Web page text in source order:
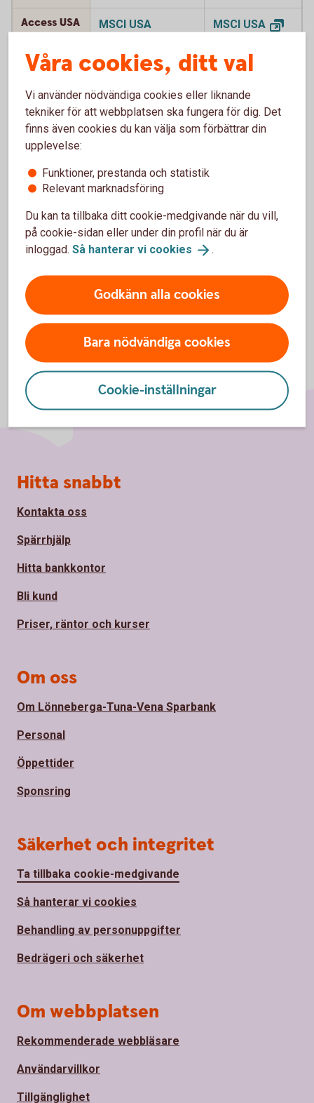
Access USA
MSCI USA
MSCI USA
Access
Japan
MSCI Japan Net
(pdf)
MSCI Japan
Net
Access
Global
MSCI World Net
MSCI World
Access Mix
(aktiedel)
OMXSBCapGI
Access Mix
(räntedel)
OMRX Bond
All
OMRX Bond
Våra cookies, ditt val
Vi använder nödvändiga cookies eller liknande
tekniker för att webbplatsen ska fungera för dig. Det
finns även cookies du kan välja som förbättrar din
upplevelse:
Funktioner, prestanda och statistik
Relevant marknadsföring
Du kan ta tillbaka ditt cookie-medgivande när du vill,
på cookie-sidan eller under din profil när du är
inloggad. Så hanterar vi cookies .
Godkänn alla cookies
Bara nödvändiga cookies
Cookie-inställningar
Sidfot
Hitta snabbt
Kontakta oss
Spärrhjälp
Hitta bankkontor
Bli kund
Priser, räntor och kurser
Om oss
Om Lönneberga-Tuna-Vena Sparbank
Personal
Öppettider
Sponsring
Säkerhet och integritet
Ta tillbaka cookie-medgivande
Så hanterar vi cookies
Behandling av personuppgifter
Bedrägeri och säkerhet
Om webbplatsen
Rekommenderade webbläsare
Användarvillkor
Tillgänglighet